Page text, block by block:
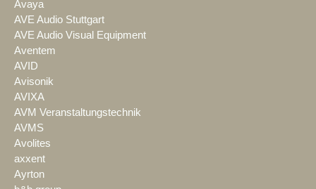
Avaya
AVE Audio Stuttgart
AVE Audio Visual Equipment
Aventem
AVID
Avisonik
AVIXA
AVM Veranstaltungstechnik
AVMS
Avolites
axxent
Ayrton